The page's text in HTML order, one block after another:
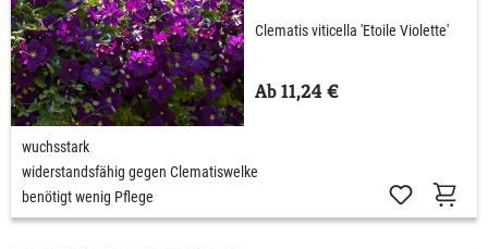
Clematis viticella 'Etoile Violette'
Ab 11,24 €
wuchsstark
widerstandsfähig gegen Clematiswelke
benötigt wenig Pflege